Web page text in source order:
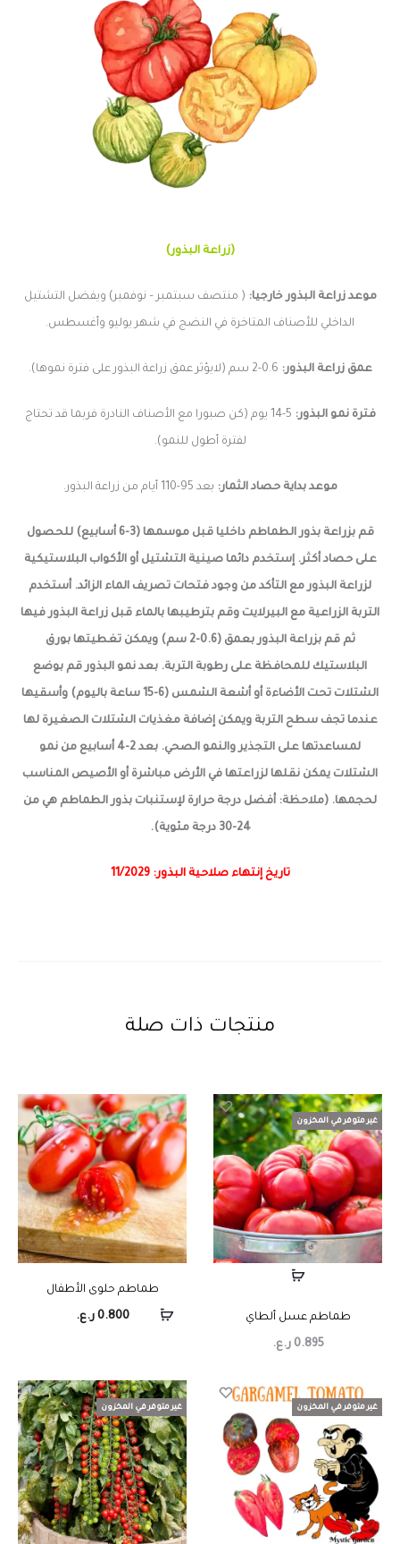
(زراعة البذور)
موعد زراعة البذور خارجيا: ( منتصف سبتمبر – نوفمبر) ويفضل التشتيل
الداخلي للأصناف المتاخرة في النضج في شهر يوليو وأغسطس.
عمق زراعة البذور:
فترة نمو البذور: 5-14 يوم (كن صبورا مع الأصناف النادرة فربما قد تحتاج
لفترة أطول للنمو).
موعد بداية حصاد الثمار: بعد 95-110 أيام من زراعة البذور.
قم بزراعة بذور الطماطم داخليا قبل موسمها (3-6 أسابيع) للحصول
على حصاد أكثر. إستخدم دائما صينية التشتيل أو الأكواب البلاستيكية
لزراعة البذور مع التأكد من وجود فتحات تصريف الماء الزائد. أستخدم
التربة الزراعية مع البيرلايت وقم بترطيبها بالماء قبل زراعة البذور فيها
ثم قم بزراعة البذور بعمق (0.6-2 سم) ويمكن تغطيتها بورق
البلاستيك للمحافظة على رطوبة التربة. بعد نمو البذور قم بوضع
الشتلات تحت الأضاءة أو أشعة الشمس (6-15 ساعة باليوم) وأسقيها
عندما تجف سطح التربة ويمكن إضافة مغذيات الشتلات الصغيرة لها
لمساعدتها على التجذير والنمو الصحي. بعد 2-4 أسابيع من نمو
الشتلات يمكن نقلها لزراعتها في الأرض مباشرة أو الأصيص المناسب
لحجمها. (ملاحظة: أفضل درجة حرارة لإستنبات بذور الطماطم هي من
24-30 درجة مئوية).
تاريخ إنتهاء صلاحية البذور: 11/2029
منتجات ذات صلة
غير متوفر في المخزون
طماطم عسل ألطاي
0.895 ر.ع.
طماطم حلوى الأطفال
0.800 ر.ع.
غير متوفر في المخزون غير متوفر في المخزون